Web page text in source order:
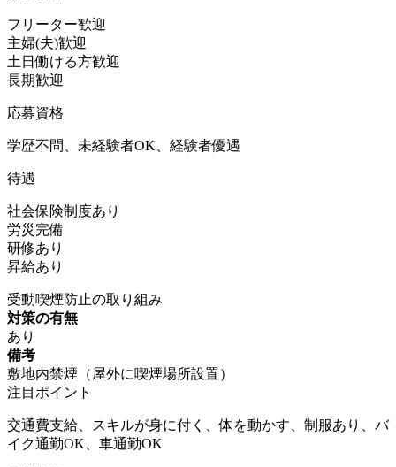
フリーター歓迎
主婦(夫)歓迎
土日働ける方歓迎
長期歓迎
応募資格
学歴不問、未経験者OK、経験者優遇
待遇
社会保険制度あり
労災完備
研修あり
昇給あり
受動喫煙防止の取り組み
対策の有無
あり
備考
敷地内禁煙（屋外に喫煙場所設置）
注目ポイント
交通費支給、スキルが身に付く、体を動かす、制服あり、バ
イク通勤OK、車通勤OK